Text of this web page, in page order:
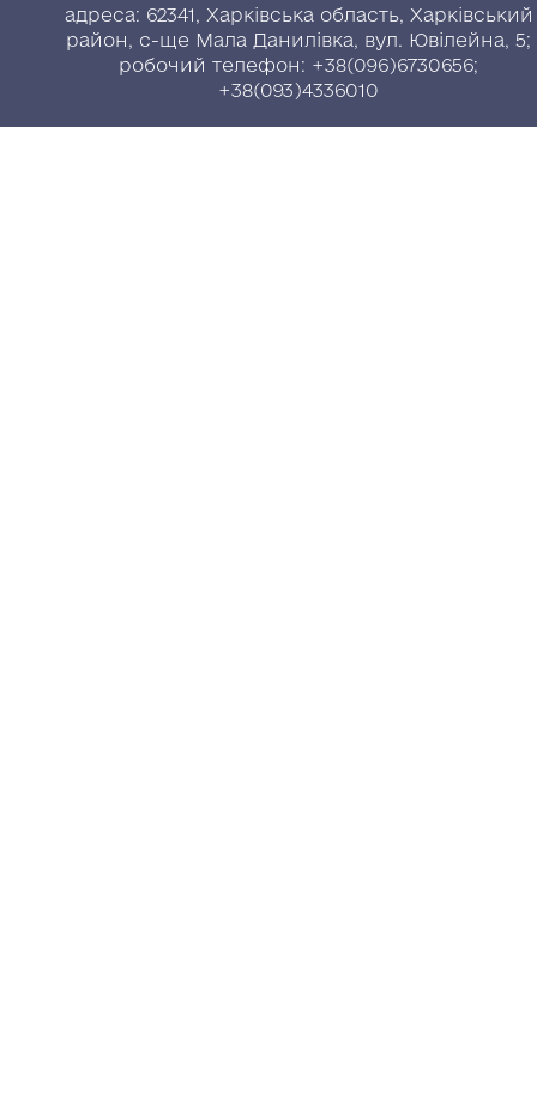
адреса: 62341, Харківська область, Харківський
район, с-ще Мала Данилівка, вул. Ювілейна, 5;
робочий телефон: +38(096)6730656;
+38(093)4336010